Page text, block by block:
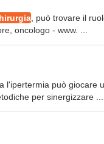
, può trovare il
oncologo - www. ...
l'ipertermia può giocare
per sinergizzare ...